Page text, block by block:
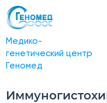
Медико-
генетический центр
Геномед